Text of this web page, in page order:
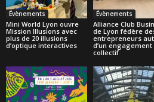
Évènements
Mini World Lyon ouvre
Mission Illusions avec
plus de 20 illusions
d’optique interactives
Évènements
Alliance Club
de Lyon fédère
entrepreneurs
d’un engagement
collectif